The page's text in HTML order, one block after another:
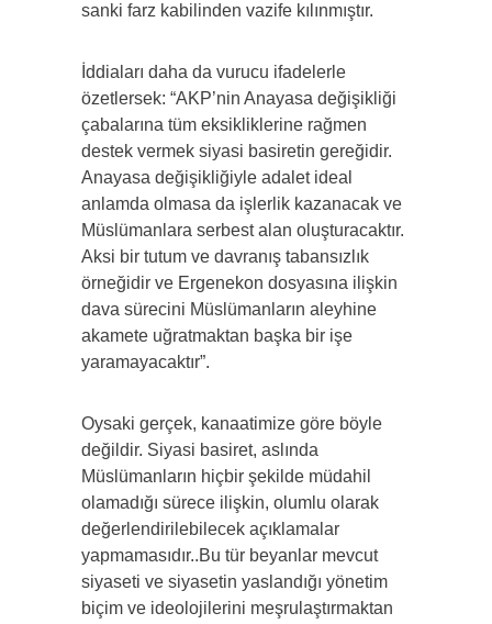
sanki farz kabilinden vazife kılınmıştır.
İddiaları daha da vurucu ifadelerle
özetlersek: “AKP’nin Anayasa değişikliği
çabalarına tüm eksikliklerine rağmen
destek vermek siyasi basiretin gereğidir.
Anayasa değişikliğiyle adalet ideal
anlamda olmasa da işlerlik kazanacak ve
Müslümanlara serbest alan oluşturacaktır.
Aksi bir tutum ve davranış tabansızlık
örneğidir ve Ergenekon dosyasına ilişkin
dava sürecini Müslümanların aleyhine
akamete uğratmaktan başka bir işe
yaramayacaktır”.
Oysaki gerçek, kanaatimize göre böyle
değildir. Siyasi basiret, aslında
Müslümanların hiçbir şekilde müdahil
olamadığı sürece ilişkin, olumlu olarak
değerlendirilebilecek açıklamalar
yapmamasıdır..Bu tür beyanlar mevcut
siyaseti ve siyasetin yaslandığı yönetim
biçim ve ideolojilerini meşrulaştırmaktan